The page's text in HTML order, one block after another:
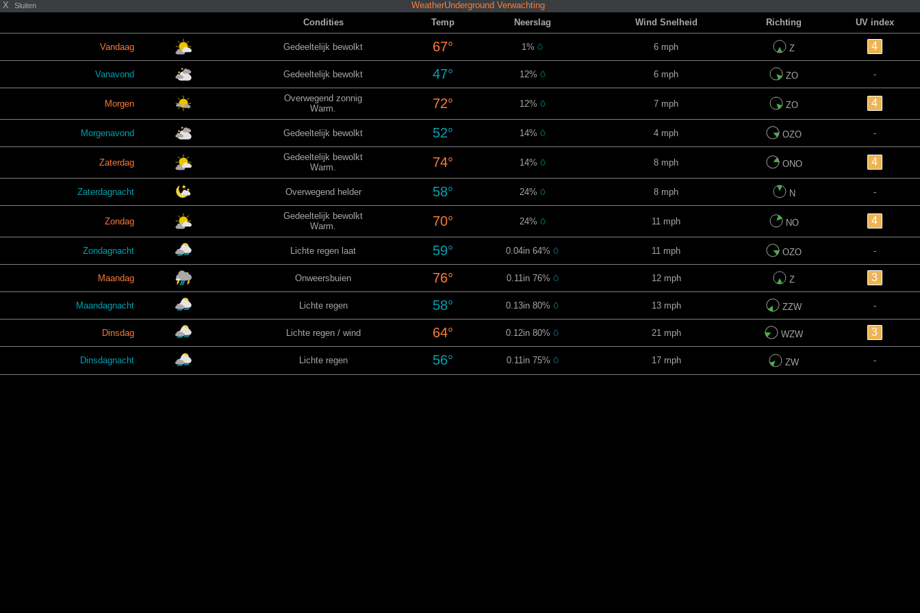
X Sluiten
WeatherUnderground Verwachting
Condities
Temp Neerslag Wind Snelheid Richting UV index
Vandaag Gedeeltelijk bewolkt 67° 1% 6 mph Z 4
Vanavond Gedeeltelijk bewolkt 47° 12% 6 mph ZO -
Morgen
Overwegend zonnig
Warm.
72° 12% 7 mph ZO 4
Morgenavond Gedeeltelijk bewolkt 52° 14% 4 mph OZO -
Zaterdag
Gedeeltelijk bewolkt
Warm.
74° 14% 8 mph ONO 4
Zaterdagnacht Overwegend helder 58° 24% 8 mph N -
Zondag
Gedeeltelijk bewolkt
Warm.
70° 24% 11 mph NO 4
Zondagnacht Lichte regen laat 59° 0.04in 64% 11 mph OZO -
Maandag Onweersbuien 76° 0.11in 76% 12 mph Z 3
Maandagnacht Lichte regen 58° 0.13in 80% 13 mph ZZW -
Dinsdag Lichte regen / wind 64° 0.12in 80% 21 mph WZW 3
Dinsdagnacht Lichte regen 56° 0.11in 75% 17 mph ZW -